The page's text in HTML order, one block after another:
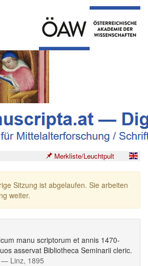
Merkliste/Leuchtpult
Sitzung ist abgelaufen. Sie arbeiten
weiter.
manu scriptorum et annis 1470-
asservat Bibliotheca Seminarii cleric.
— Linz, 1895